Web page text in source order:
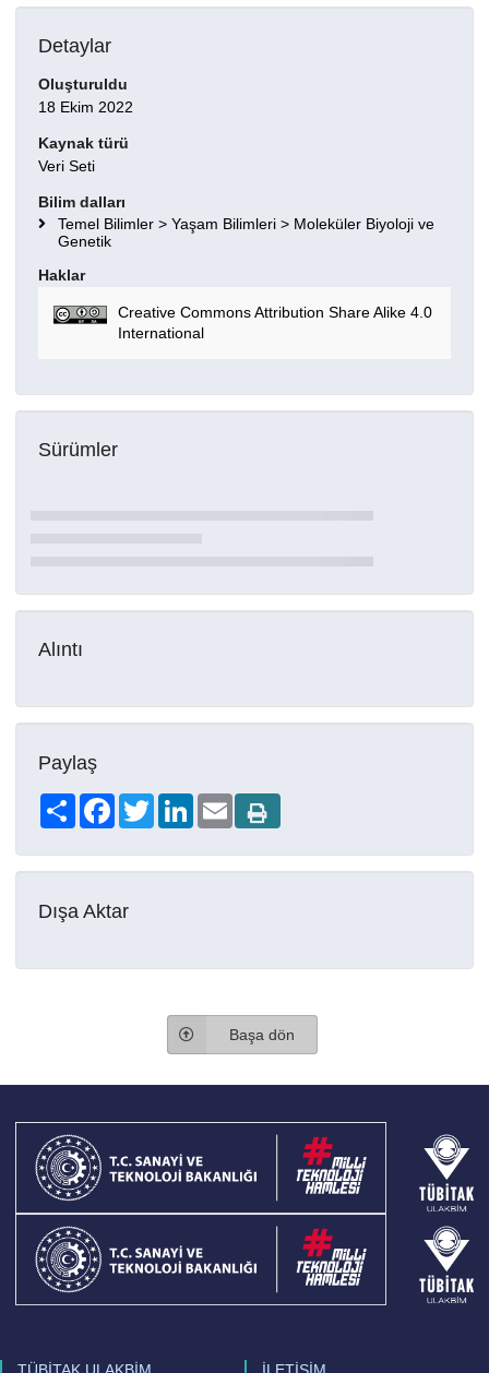
Detaylar
Oluşturuldu
18 Ekim 2022
Kaynak türü
Veri Seti
Bilim dalları
Temel Bilimler > Yaşam Bilimleri > Moleküler Biyoloji ve
Genetik
Haklar
Creative Commons Attribution Share Alike 4.0
International
Sürümler
Alıntı
Paylaş
Share FacebookTwitterLinkedIn
Email
Dışa Aktar
Başa dön